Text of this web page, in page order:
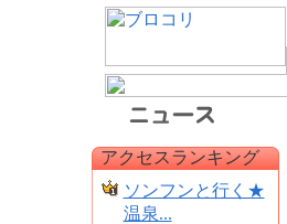
アクセスランキング
ソンフンと行く★
温泉...